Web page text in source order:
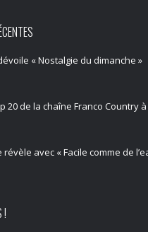
« Nostalgie du dimanche »
20 de la chaîne Franco Country
révèle avec « Facile comme de
!